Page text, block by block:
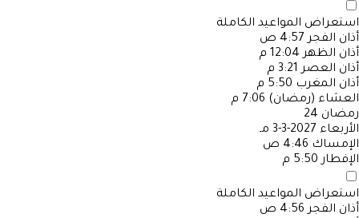
استعراض المواعيد الكاملة
أذان الفجر 4:57 ص
أذان الظهر 12:04 م
أذان العصر 3:21 م
أذان المغرب 5:50 م
العشاء (رمضان) 7:06 م
رمضان 24
الأربعاء 2027-3-3 مـ
الإمساك 4:46 ص
الإفطار 5:50 م
استعراض المواعيد الكاملة
أذان الفجر 4:56 ص